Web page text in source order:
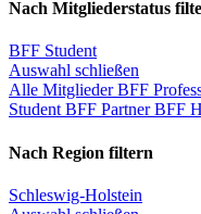
Nach Mitgliederstatus
BFF Student
Auswahl schließen
Alle MitgliederBFF
Student BFF PartnerBFF
Nach Region filtern
Schleswig-Holstein